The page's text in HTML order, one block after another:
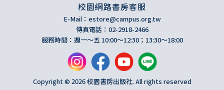
校園網路書房客服
E-Mail： estore@campus.org.tw
傳真電話：02-2918-2466
服務時間：週一～五 10:00～12:30；13:30～18:00
Copyright © 2026 校園書房出版社. All rights reserved